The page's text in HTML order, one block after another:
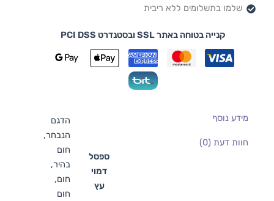
שלמו בתשלומים ללא ריבית
קנייה בטוחה באתר SSL ובסטנדרט PCI DSS
מידע נוסף
חוות דעת (0)
ספסל
דמוי
עץ
הדגם
הנבחר,
חום
בהיר,
חום,
חום